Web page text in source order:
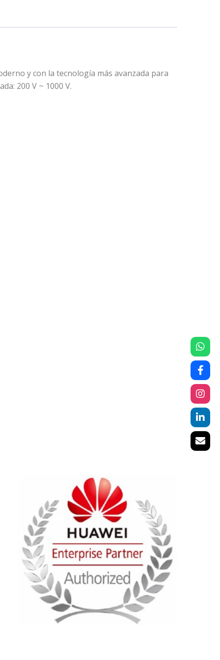
y con la tecnología más avanzada para
200 V ~ 1000 V.